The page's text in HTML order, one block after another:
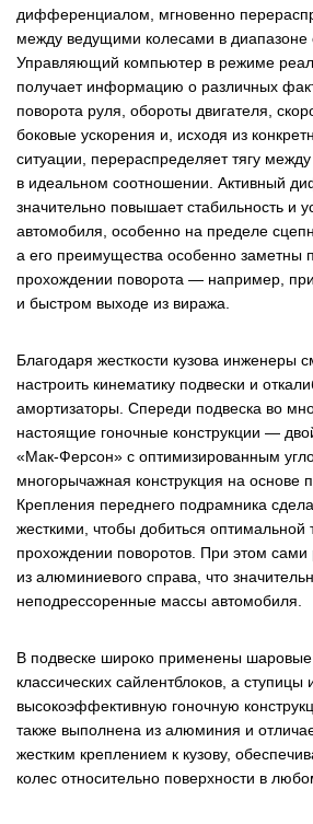
дифференциалом, мгновенно
между ведущими колесами в диапазоне
Управляющий компьютер в режиме
получает информацию о различных
поворота руля, обороты двигателя,
боковые ускорения и, исходя из
ситуации, перераспределяет тягу
в идеальном соотношении. Активный
значительно повышает стабильность и
автомобиля, особенно на пределе
а его преимущества особенно заметны
прохождении поворота — например,
и быстром выходе из виража.
Благодаря жесткости кузова инженеры
настроить кинематику подвески и
амортизаторы. Спереди подвеска во
настоящие гоночные конструкции —
«Мак-Ферсон» с оптимизированным
многорычажная конструкция на основе
Крепления переднего подрамника
жесткими, чтобы добиться оптимальной
прохождении поворотов. При этом
из алюминиевого справа, что
неподрессоренные массы автомобиля.
В подвеске широко применены
классических сайлентблоков, а ступицы
высокоэффективную гоночную
также выполнена из алюминия и
жестким креплением к кузову,
колес относительно поверхности в